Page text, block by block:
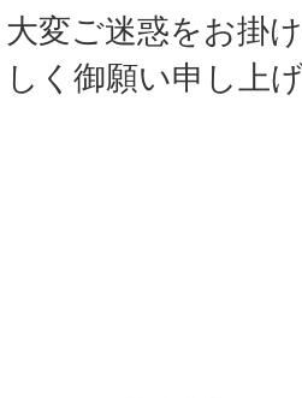
大変ご迷惑をお掛
しく御願い申し上げ